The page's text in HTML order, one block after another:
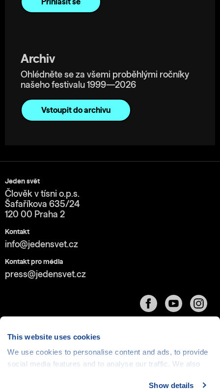
This website uses cookies
We use cookies to personalise content and ads, to provide
social media features and to analyse our traffic. We also
media, advertising and analytics partners who may
Show details
Archiv
Ohlédněte se za všemi proběhlými ročníky
našeho festivalu 1999—2026
Vstoupit do archivu
Jeden svět
Člověk v tísni o.p.s.
Šafaříkova 635/24
120 00 Praha 2
Kontakt
info@jedensvet.cz
Kontakt pro média
press@jedensvet.cz
Cookies| © 1999-2026 Člověk v tísni o.p.s., web běží